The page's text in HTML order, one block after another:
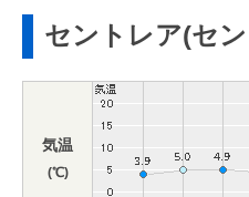
セントレア(セ
気温
(℃)